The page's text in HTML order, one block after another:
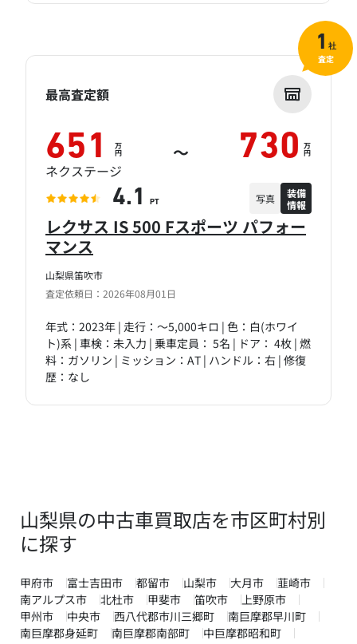
山梨県笛吹市
査定依頼日：2026年08月01日
レクサス IS 500 Fスポーツ パフォー
マンス
年式：2023年 | 走行：～5,000キロ | 色：白(ホワイ
ト)系 | 車検：未入力 | 乗車定員： 5名 | ドア： 4枚 | 燃
料：ガソリン | ミッション：AT | ハンドル：右 | 修復
歴：なし
最高査定額
651 万
円 ～ 730 万
円
ネクステージ
4.1 PT 写真
装備
情報
1 社
査定
山梨県の中古車買取店を市区町村別
に探す
甲府市 富士吉田市 都留市 山梨市 大月市
韮崎市
南アルプス市
北杜市 甲斐市 笛吹市
上野原市
甲州市
中央市 西八代郡市川三郷町
南巨摩郡早川町
南巨摩郡身延町
南巨摩郡南部町
中巨摩郡昭和町